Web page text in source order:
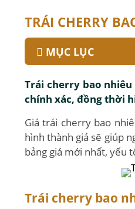
TRÁI CHERRY
MỤC LỤC
Trái cherry bao
chính xác, đồng thời
Giá trái cherry bao
hình thành giá sẽ giúp
bảng giá mới nhất, yếu
Trái cherry bao